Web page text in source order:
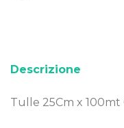
Descrizione
Tulle 25Cm x